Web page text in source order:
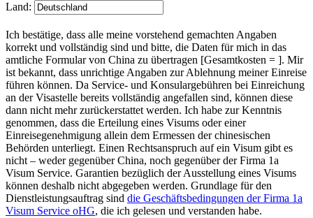
Land:
Ich bestätige, dass alle meine vorstehend gemachten Angaben
korrekt und vollständig sind und bitte, die Daten für mich in das
amtliche Formular von China zu übertragen [Gesamtkosten = ]. Mir
ist bekannt, dass unrichtige Angaben zur Ablehnung meiner Einreise
führen können. Da Service- und Konsulargebühren bei Einreichung
an der Visastelle bereits vollständig angefallen sind, können diese
dann nicht mehr zurückerstattet werden. Ich habe zur Kenntnis
genommen, dass die Erteilung eines Visums oder einer
Einreisegenehmigung allein dem Ermessen der chinesischen
Behörden unterliegt. Einen Rechtsanspruch auf ein Visum gibt es
nicht – weder gegenüber China, noch gegenüber der Firma 1a
Visum Service. Garantien bezüglich der Ausstellung eines Visums
können deshalb nicht abgegeben werden. Grundlage für den
Dienstleistungsauftrag sind die Geschäftsbedingungen der Firma 1a
Visum Service oHG, die ich gelesen und verstanden habe.